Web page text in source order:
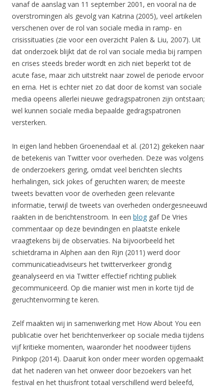
vanaf de aanslag van 11 september 2001, en vooral na de
overstromingen als gevolg van Katrina (2005), veel artikelen
verschenen over de rol van sociale media in ramp- en
crisissituaties (zie voor een overzicht Palen & Liu, 2007). Uit
dat onderzoek blijkt dat de rol van sociale media bij rampen
en crises steeds breder wordt en zich niet beperkt tot de
acute fase, maar zich uitstrekt naar zowel de periode ervoor
en erna. Het is echter niet zo dat door de komst van sociale
media opeens allerlei nieuwe gedragspatronen zijn ontstaan;
wel kunnen sociale media bepaalde gedragspatronen
versterken.
In eigen land hebben Groenendaal et al. (2012) gekeken naar
de betekenis van Twitter voor overheden. Deze was volgens
de onderzoekers gering, omdat veel berichten slechts
herhalingen, sick jokes of geruchten waren; de meeste
tweets bevatten voor de overheden geen relevante
informatie, terwijl de tweets van overheden ondergesneeuwd
raakten in de berichtenstroom. In een blog gaf De Vries
commentaar op deze bevindingen en plaatste enkele
vraagtekens bij de observaties. Na bijvoorbeeld het
schietdrama in Alphen aan den Rijn (2011) werd door
communicatieadviseurs het twitterverkeer grondig
geanalyseerd en via Twitter effectief richting publiek
gecommuniceerd. Op die manier wist men in korte tijd de
geruchtenvorming te keren.
Zelf maakten wij in samenwerking met How About You een
publicatie over het berichtenverkeer op sociale media tijdens
vijf kritieke momenten, waaronder het noodweer tijdens
Pinkpop (2014). Daaruit kon onder meer worden opgemaakt
dat het naderen van het onweer door bezoekers van het
festival en het thuisfront totaal verschillend werd beleefd,